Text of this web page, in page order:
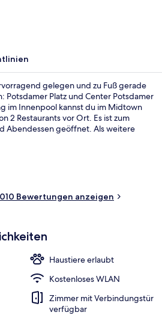
gelegen und zu Fuß gerade
Potsdamer Platz und Center Potsdamer
im Innenpool kannst du im Midtown
2 Restaurants vor Ort. Es ist zum
Abendessen geöffnet. Als weitere
Fitnessbereich und eine Sauna.
hilfsbereite Personal und den
ist nur einen kurzen Fußmarsch
entfernt: Zur U-Bahn läuft
Platz) bzw. 8 Minuten (U-
Bewertungen anzeigen
Haustiere erlaubt
Kostenloses WLAN
Zimmer mit Verbindungstür
verfügbar